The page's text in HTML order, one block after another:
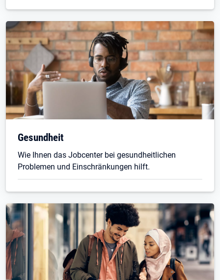
Gesundheit
Wie Ihnen das Jobcenter bei gesundheitlichen
Problemen und Einschränkungen hilft.